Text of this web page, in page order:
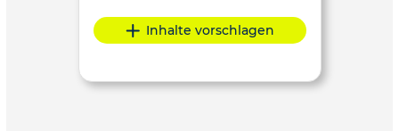
Inhalte vorschlagen